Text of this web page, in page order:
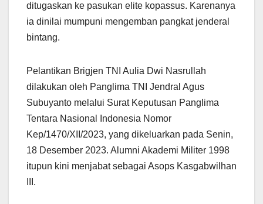
ditugaskan ke pasukan elite kopassus. Karenanya
ia dinilai mumpuni mengemban pangkat jenderal
bintang.
Pelantikan Brigjen TNI Aulia Dwi Nasrullah
dilakukan oleh Panglima TNI Jendral Agus
Subuyanto melalui Surat Keputusan Panglima
Tentara Nasional Indonesia Nomor
Kep/1470/XII/2023, yang dikeluarkan pada Senin,
18 Desember 2023. Alumni Akademi Militer 1998
itupun kini menjabat sebagai Asops Kasgabwilhan
III.